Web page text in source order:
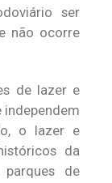
ser
não ocorre
de lazer e
o lazer e
da
parques de